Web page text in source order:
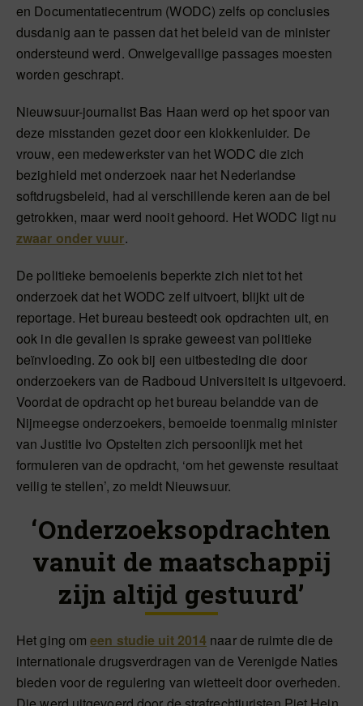
en Documentatiecentrum (WODC) zelfs op conclusies
dusdanig aan te passen dat het beleid van de minister
ondersteund werd. Onwelgevallige passages moesten
worden geschrapt.
Nieuwsuur-journalist Bas Haan werd op het spoor van
deze misstanden gezet door een klokkenluider. De
vrouw, een medewerkster van het WODC die zich
bezighield met onderzoek naar het Nederlandse
softdrugsbeleid, had al verschillende keren aan de bel
getrokken, maar werd nooit gehoord. Het WODC ligt nu
zwaar onder vuur.
De politieke bemoeienis beperkte zich niet tot het
onderzoek dat het WODC zelf uitvoert, blijkt uit de
reportage. Het bureau besteedt ook opdrachten uit, en
ook in die gevallen is sprake geweest van politieke
beïnvloeding. Zo ook bij een uitbesteding die door
onderzoekers van de Radboud Universiteit is uitgevoerd.
Voordat de opdracht op het bureau belandde van de
Nijmeegse onderzoekers, bemoeide toenmalig minister
van Justitie Ivo Opstelten zich persoonlijk met het
formuleren van de opdracht, ‘om het gewenste resultaat
veilig te stellen’, zo meldt Nieuwsuur.
‘Onderzoeksopdrachten
vanuit de maatschappij
zijn altijd gestuurd’
Het ging omeen studie uit 2014 naar de ruimte die de
internationale drugsverdragen van de Verenigde Naties
bieden voor de regulering van wietteelt door overheden.